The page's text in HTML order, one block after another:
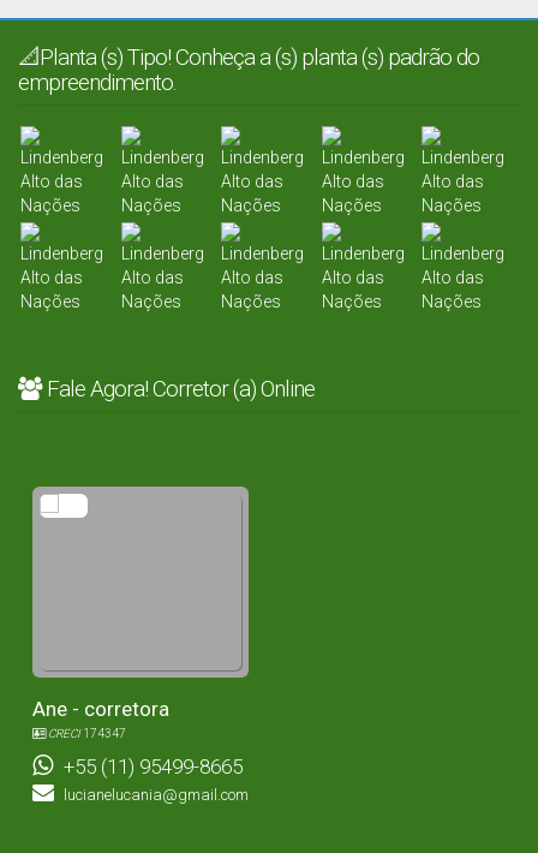
📐Planta (s) Tipo! Conheça a (s) planta (s) padrão do
empreendimento.
Fale Agora! Corretor (a) Online
Ane - corretora
CRECI174347
+55 (11) 95499-8665
lucianelucania@gmail.com